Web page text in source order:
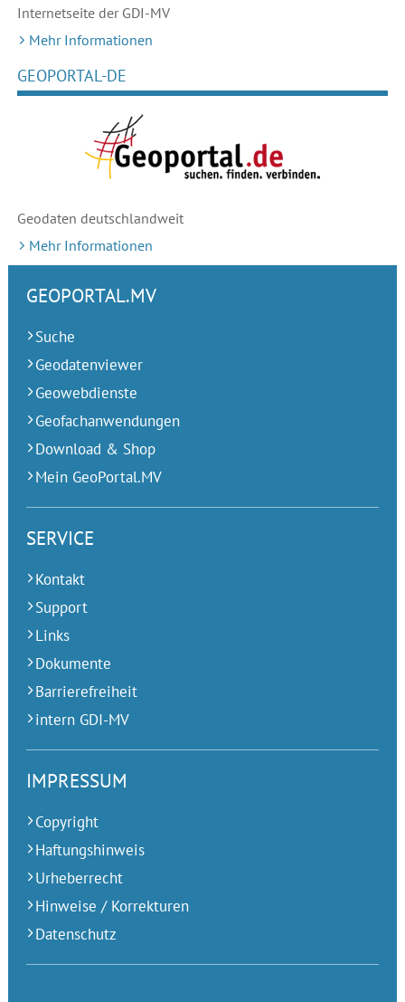
Internetseite der GDI-MV
Mehr Informationen
GEOPORTAL-DE
Geodaten deutschlandweit
Mehr Informationen
GEOPORTAL.MV
Suche
Geodatenviewer
Geowebdienste
Geofachanwendungen
Download & Shop
Mein GeoPortal.MV
SERVICE
Kontakt
Support
Links
Dokumente
Barrierefreiheit
intern GDI-MV
IMPRESSUM
Copyright
Haftungshinweis
Urheberrecht
Hinweise / Korrekturen
Datenschutz